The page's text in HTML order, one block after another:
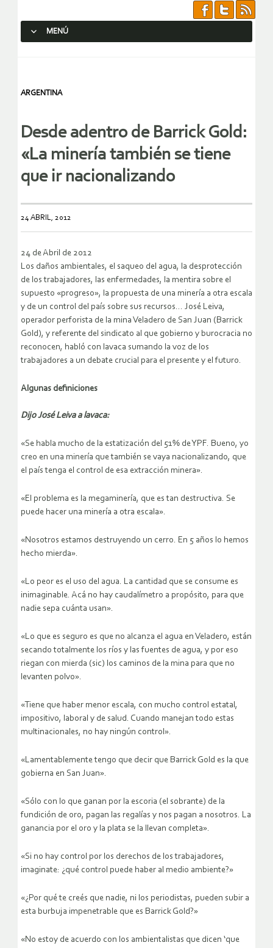
MENÚ
ARGENTINA
Desde adentro de Barrick Gold:
«La minería también se tiene
que ir nacionalizando
24 ABRIL, 2012
24 de Abril de 2012
Los daños ambientales, el saqueo del agua, la desprotección
de los trabajadores, las enfermedades, la mentira sobre el
supuesto «progreso», la propuesta de una minería a otra escala
y de un control del país sobre sus recursos… José Leiva,
operador perforista de la mina Veladero de San Juan (Barrick
Gold), y referente del sindicato al que gobierno y burocracia no
reconocen, habló con lavaca sumando la voz de los
trabajadores a un debate crucial para el presente y el futuro.
Algunas definiciones
Dijo José Leiva a lavaca:
«Se habla mucho de la estatización del 51% de YPF. Bueno, yo
creo en una minería que también se vaya nacionalizando, que
el país tenga el control de esa extracción minera».
«El problema es la megaminería, que es tan destructiva. Se
puede hacer una minería a otra escala».
«Nosotros estamos destruyendo un cerro. En 5 años lo hemos
hecho mierda».
«Lo peor es el uso del agua. La cantidad que se consume es
inimaginable. Acá no hay caudalímetro a propósito, para que
nadie sepa cuánta usan».
«Lo que es seguro es que no alcanza el agua en Veladero, están
secando totalmente los ríos y las fuentes de agua, y por eso
riegan con mierda (sic) los caminos de la mina para que no
levanten polvo».
«Tiene que haber menor escala, con mucho control estatal,
impositivo, laboral y de salud. Cuando manejan todo estas
multinacionales, no hay ningún control».
«Lamentablemente tengo que decir que Barrick Gold es la que
gobierna en San Juan».
«Sólo con lo que ganan por la escoria (el sobrante) de la
fundición de oro, pagan las regalías y nos pagan a nosotros. La
ganancia por el oro y la plata se la llevan completa».
«Si no hay control por los derechos de los trabajadores,
imaginate: ¿qué control puede haber al medio ambiente?»
«¿Por qué te creés que nadie, ni los periodistas, pueden subir a
esta burbuja impenetrable que es Barrick Gold?»
«No estoy de acuerdo con los ambientalistas que dicen ‘que